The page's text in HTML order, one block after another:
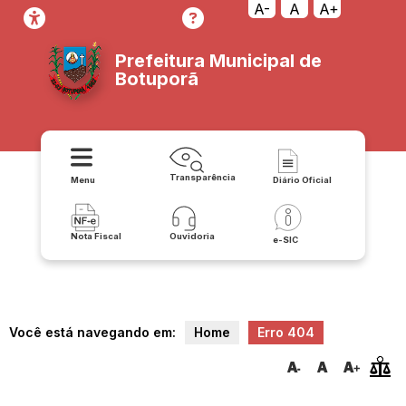
transparencia/contratos/transparencia A- A A+
Prefeitura Municipal de
Botuporã
Menu Transparência Diário Oficial
Nota Fiscal Ouvidoria e-SIC
Você está navegando em: Home Erro 404